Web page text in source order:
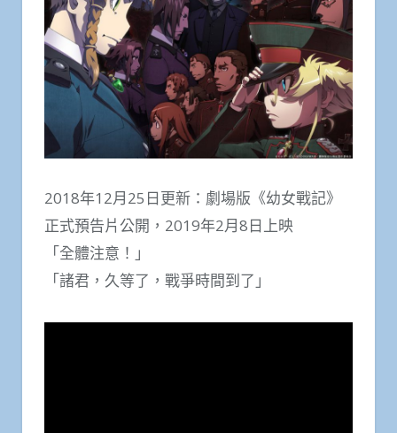
2018年12月25日更新：劇場版《幼女戰記》
正式預告片公開，2019年2月8日上映
「全體注意！」
「諸君，久等了，戰爭時間到了」